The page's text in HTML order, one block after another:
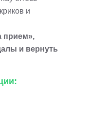
и
прием»,
и вернуть